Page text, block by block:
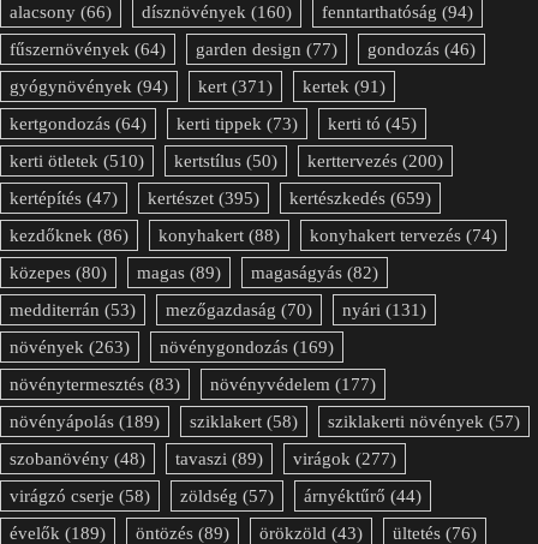
alacsony (66) dísznövények (160) fenntarthatóság (94)
fűszernövények (64) garden design (77) gondozás (46)
gyógynövények (94) kert (371) kertek (91)
kertgondozás (64) kerti tippek (73) kerti tó (45)
kerti ötletek (510) kertstílus (50) kerttervezés (200)
kertépítés (47) kertészet (395) kertészkedés (659)
kezdőknek (86) konyhakert (88) konyhakert tervezés (74)
közepes (80) magas (89) magaságyás (82)
medditerrán (53) mezőgazdaság (70) nyári (131)
növények (263) növénygondozás (169)
növénytermesztés (83) növényvédelem (177)
növényápolás (189) sziklakert (58) sziklakerti növények (57)
szobanövény (48) tavaszi (89) virágok (277)
virágzó cserje (58) zöldség (57) árnyéktűrő (44)
évelők (189) öntözés (89) örökzöld (43) ültetés (76)